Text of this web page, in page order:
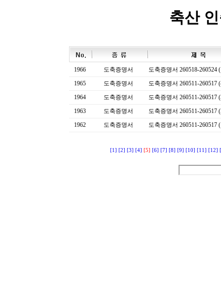
축산
1966 도축증명서
도축증명서 260518-260524
1965
도축증명서
도축증명서 260511-260517
1964
도축증명서
도축증명서 260511-260517
1963
도축증명서
도축증명서 260511-260517
1962
도축증명서 도축증명서 260511-260517
[1] [2] [3] [4] [5] [6] [7] [8] [9] [10] [11] [12]